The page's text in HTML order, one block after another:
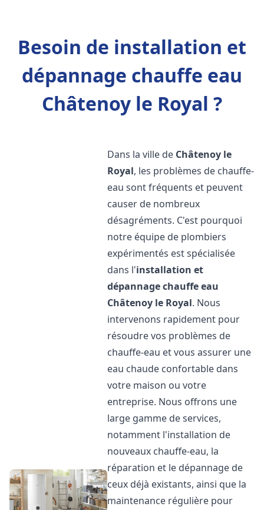
Besoin de installation et
dépannage chauffe eau
Châtenoy le Royal ?
Dans la ville de Châtenoy le
Royal, les problèmes de chauffe-
eau sont fréquents et peuvent
causer de nombreux
désagréments. C'est pourquoi
notre équipe de plombiers
expérimentés est spécialisée
dans l'installation et
dépannage chauffe eau
Châtenoy le Royal. Nous
intervenons rapidement pour
résoudre vos problèmes de
chauffe-eau et vous assurer une
eau chaude confortable dans
votre maison ou votre
entreprise. Nous offrons une
large gamme de services,
notamment l'installation de
nouveaux chauffe-eau, la
réparation et le dépannage de
ceux déjà existants, ainsi que la
maintenance régulière pour